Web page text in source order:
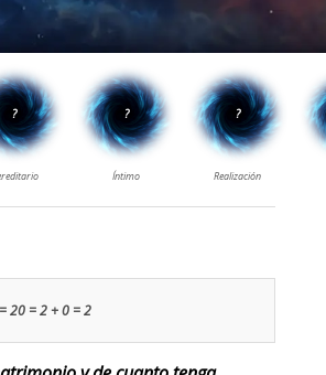
20 = 2 + 0 = 2